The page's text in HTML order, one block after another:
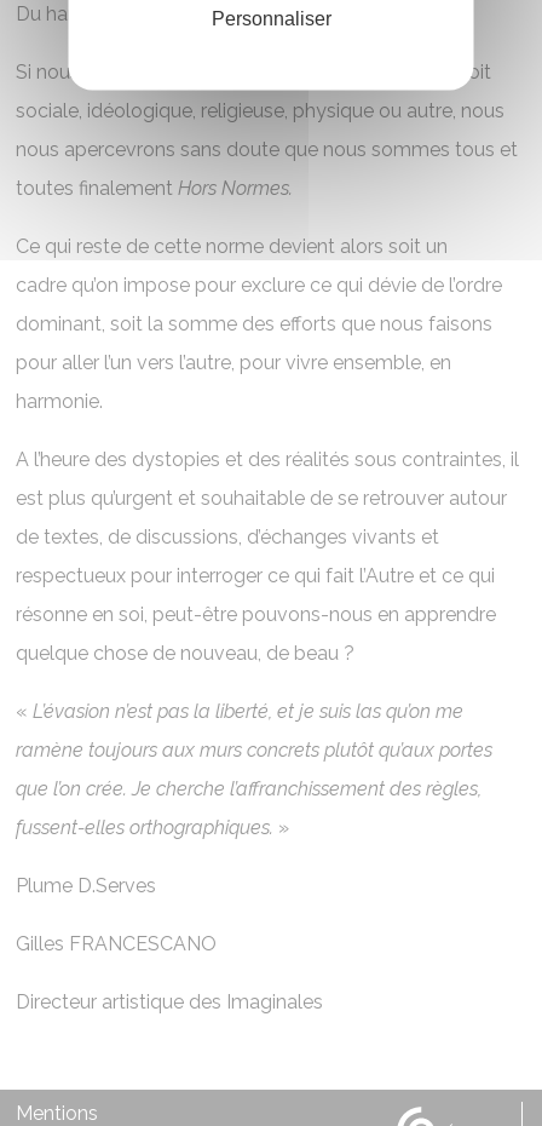
Du handicap au super-héros.
Si nous allons interroger la norme, la limite, qu’elle soit
sociale, idéologique, religieuse, physique ou autre, nous
nous apercevrons sans doute que nous sommes tous et
toutes finalementHors Normes.
Ce qui reste de cette norme devient alors soit un
cadre qu’on impose pour exclure ce qui dévie de l’ordre
dominant, soit la somme des efforts que nous faisons
pour aller l’un vers l’autre, pour vivre ensemble, en
harmonie.
A l’heure des dystopies et des réalités sous contraintes, il
est plus qu’urgent et souhaitable de se retrouver autour
de textes, de discussions, d’échanges vivants et
respectueux pour interroger ce qui fait l’Autre et ce qui
résonne en soi, peut-être pouvons-nous en apprendre
quelque chose de nouveau, de beau ?
«L’évasion n’est pas la liberté, et je suis las qu’on me
ramène toujours aux murs concrets plutôt qu’aux portes
que l’on crée. Je cherche l’affranchissement des règles,
fussent-elles orthographiques. »
Plume D.Serves
Gilles FRANCESCANO
Directeur artistique des Imaginales
Mentions
Personnaliser